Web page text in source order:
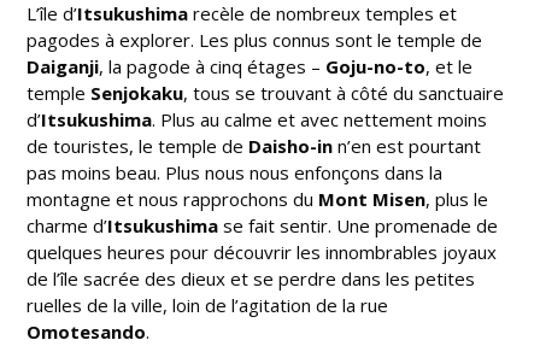
L’île d’Itsukushima recèle de nombreux temples et
pagodes à explorer. Les plus connus sont le temple de
Daiganji, la pagode à cinq étages – Goju-no-to, et le
temple Senjokaku, tous se trouvant à côté du sanctuaire
d’Itsukushima. Plus au calme et avec nettement moins
de touristes, le temple de Daisho-in n’en est pourtant
pas moins beau. Plus nous nous enfonçons dans la
montagne et nous rapprochons du Mont Misen, plus le
charme d’Itsukushima se fait sentir. Une promenade de
quelques heures pour découvrir les innombrables joyaux
de l’île sacrée des dieux et se perdre dans les petites
ruelles de la ville, loin de l’agitation de la rue
Omotesando.